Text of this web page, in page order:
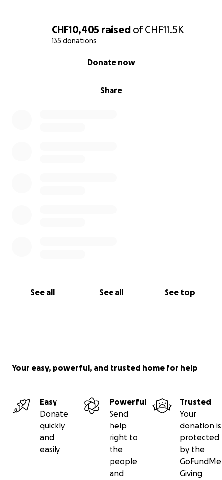
CHF10,405 raised ofCHF11.5K
135 donations
Share
Donate now
See all See all See top
Your easy, powerful, and trusted home for help
Easy
Donate
quickly
and
easily
Powerful
Send
help
right to
the
people
and
Trusted
Your
donation is
protected
by the
GoFundMe
Giving